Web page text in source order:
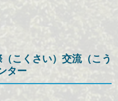
こくさい）交流（こう
ター